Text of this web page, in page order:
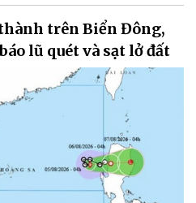
trên Biển Đông,
lũ quét và sạt lở đất